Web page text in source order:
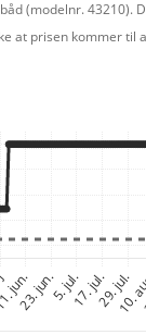
(modelnr.
at prisen kommer til